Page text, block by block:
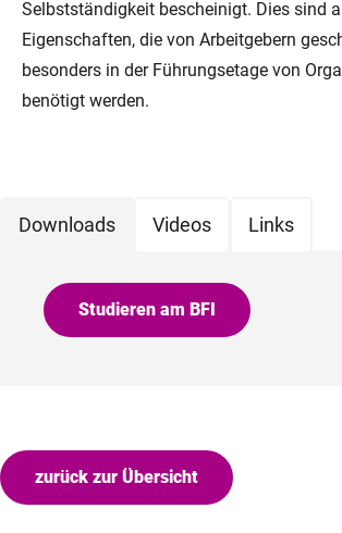
Selbstständigkeit bescheinigt. Dies sind
Eigenschaften, die von Arbeitgebern
besonders in der Führungsetage von
benötigt werden.
Downloads Videos Links
Studieren am BFI
zurück zur Übersicht